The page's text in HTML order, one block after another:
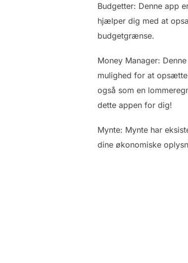
Budgetter: Denne app
hjælper dig med at
budgetgrænse.
Money Manager:
mulighed for at
også som en
dette appen for dig!
Mynte: Mynte har
dine økonomiske